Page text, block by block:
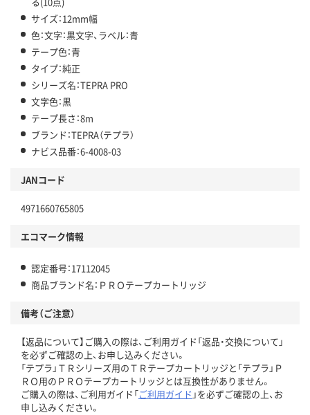
サイズ：12mm幅
色：文字：黒文字、ラベル：青
テープ色：青
タイプ：純正
シリーズ名：TEPRA PRO
文字色：黒
テープ長さ：8m
ブランド：TEPRA（テプラ）
ナビス品番：6-4008-03
JANコード
4971660765805
エコマーク情報
認定番号：17112045
商品ブランド名：ＰＲＯテープカートリッジ
備考（ご注意）
【返品について】ご購入の際は、ご利用ガイド「返品・交換について」
を必ずご確認の上、お申し込みください。
「テプラ」ＴＲシリーズ用のＴＲテープカートリッジと「テプラ」Ｐ
ＲＯ用のＰＲＯテープカートリッジとは互換性がありません。
ご購入の際は、ご利用ガイド「ご利用ガイド 」を必ずご確認の上、お
申し込みください。